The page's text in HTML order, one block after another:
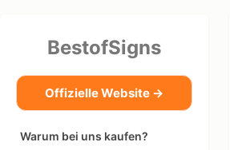
BestofSigns
Offizielle Website →
Warum bei uns kaufen?